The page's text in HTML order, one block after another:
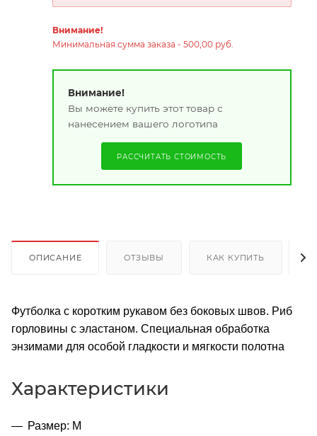
Внимание!
Минимальная сумма заказа - 500,00 руб.
Внимание!
Вы можете купить этот товар с
нанесением вашего логотипа
РАССЧИТАТЬ СТОИМОСТЬ
ОПИСАНИЕ ОТЗЫВЫ КАК КУПИТЬ
Футболка с коротким рукавом без боковых швов. Риб
горловины с эластаном. Специальная обработка
энзимами для особой гладкости и мягкости полотна
Характеристики
Размер: M